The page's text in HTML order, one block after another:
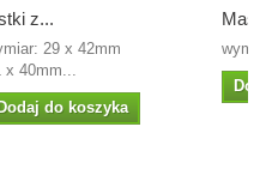
z...
29 x 42mm
x 40mm...
Dodaj do koszyka